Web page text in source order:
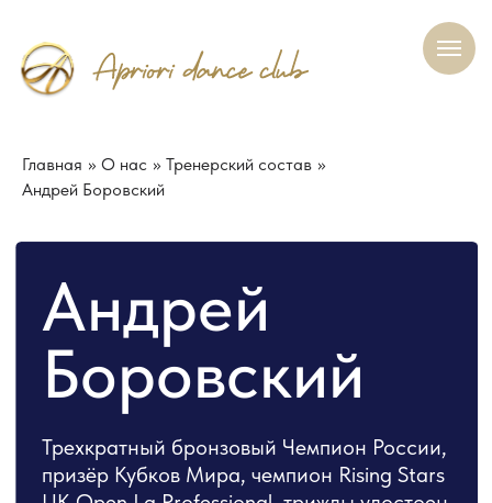
О нас Участникам Наша гордость
Главная » О нас » Тренерский состав »
Андрей Боровский
Андрей
Боровский
Трехкратный бронзовый Чемпион России,
призёр Кубков Мира, чемпион Rising Stars
UK Open La Professional, трижды удостоен
премии «Эксзерсис» в номинации «Лучший
преподаватель России», судья
международных соревнований
в Чемпионатах WDC и WDSF, президент
Союза танцевального спорта Московской
области, руководитель ТСК «Априори»